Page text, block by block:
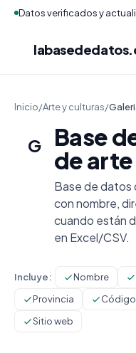
labasededatos
Inicio/Arte y culturas/
G
Base
de arte
Base de datos
con nombre,
cuando están
en Excel/CSV.
Incluye: Nombre
Provincia
Sitio web